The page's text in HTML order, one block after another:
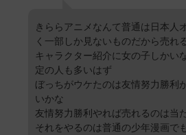
きららアニメなんて普通は日本人
く一部しか見ないものだから売れ
キャラクター紹介に女の子しかい
定の人も多いはず
ぼっちがウケたのは友情努力勝利
いかな
友情努力勝利やれば売れるのは当
それをやるのは普通の少年漫画で